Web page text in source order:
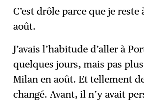
C’est drôle parce que je reste
août.
J’avais l’habitude d’aller à
quelques jours, mais pas
Milan en août. Et tellement
changé. Avant, il n’y avait